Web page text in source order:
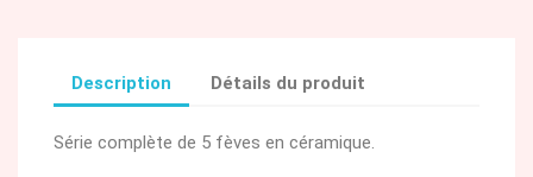
Description Détails du produit
Série complète de 5 fèves en céramique.